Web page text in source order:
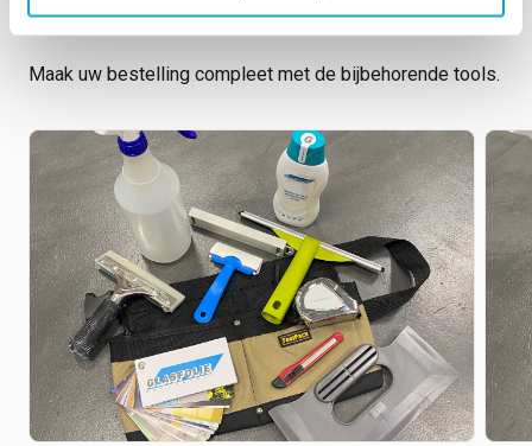
Bijbehorende tools
Maak uw bestelling compleet met de bijbehorende tools.
€ 125.00